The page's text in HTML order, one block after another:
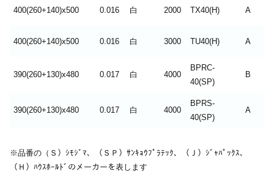
400(260+140)x500 0.016 白 2000 TX40(H) A
400(260+140)x500 0.016 白 3000 TU40(H) A
390(260+130)x480 0.017 白 4000
BPRC-
40(SP)
B
390(260+130)x480 0.017 白 4000
BPRS-
40(SP)
A
※品番の（Ｓ）ｼﾓｼﾞﾏ、（ＳＰ）ｻﾝｷｮｳﾌﾟﾗﾃｯｸ、（Ｊ）ｼﾞｬﾊﾟｯｸｽ、
（Ｈ）ﾊｳｽﾎｰﾙﾄﾞのメーカーを表します